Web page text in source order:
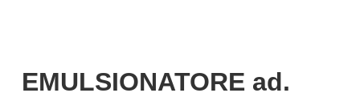
EMULSIONATORE ad.